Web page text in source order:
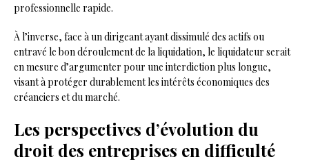
professionnelle rapide.
À l’inverse, face à un dirigeant ayant dissimulé des actifs ou
entravé le bon déroulement de la liquidation, le liquidateur serait
en mesure d’argumenter pour une interdiction plus longue,
visant à protéger durablement les intérêts économiques des
créanciers et du marché.
Les perspectives d’évolution du
droit des entreprises en difficulté